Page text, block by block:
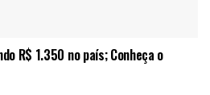
R$ 1.350 no país; Conheça o